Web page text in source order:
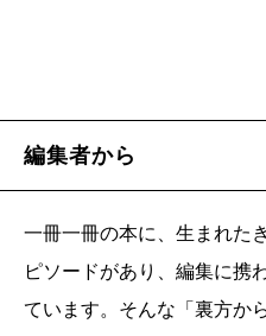
編集者から
一冊一冊の本に、生まれた
ピソードがあり、編集に携
ています。そんな「裏方か